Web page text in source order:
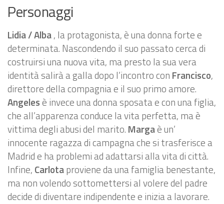
Personaggi
Lidia / Alba, la protagonista, è una donna forte e
determinata. Nascondendo il suo passato cerca di
costruirsi una nuova vita, ma presto la sua vera
identità salirà a galla dopo l’incontro con Francisco,
direttore della compagnia e il suo primo amore.
Angeles è invece una donna sposata e con una figlia,
che all’apparenza conduce la vita perfetta, ma è
vittima degli abusi del marito. Margaè un’
innocente ragazza di campagna che si trasferisce a
Madrid e ha problemi ad adattarsi alla vita di città.
Infine, Carlotaproviene da una famiglia benestante,
ma non volendo sottomettersi al volere del padre
decide di diventare indipendente e inizia a lavorare.